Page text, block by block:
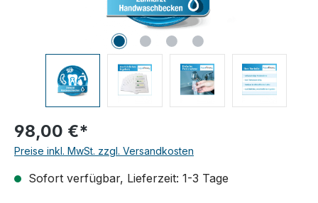
98,00 €*
Preise inkl. MwSt. zzgl. Versandkosten
Sofort verfügbar, Lieferzeit: 1-3 Tage